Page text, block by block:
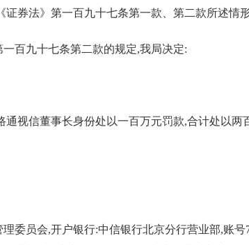
券法》第一百九十七条第一款、第二款所述情形
百九十七条第二款的规定,我局决定:
视信董事长身份处以一百万元罚款,合计处以两
员会,开户银行:中信银行北京分行营业部,账号